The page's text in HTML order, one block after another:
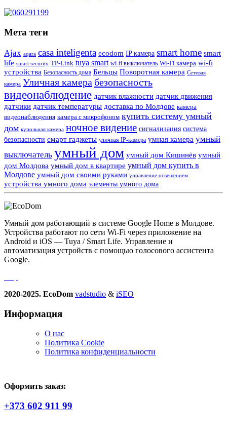
Мета теги
Ajax aqara casa inteligenta ecodom IP камера smart home smart
life smart security TP-Link tuya smart wi-fi выключатель Wi-Fi камера wi-fi
устройства Безопасность дома Бельцы Поворотная камера Сетевая
камера Уличная камера безопасность
видеонаблюдение датчик влажности датчик движения
датчики датчик температуры доставка по Молдове камера
видеонаблюдения камера с микрофоном купить систему умный
дом купольная камера ночное видение сигнализация система
безопасности смарт гаджеты уличная IP-камера умная камера умный
выключатель умный дом умный дом Кишинёв умный
дом Молдова умный дом в квартире умный дом купить в
Молдове умный дом своими руками управление освещением
устройства умного дома элементы умного дома
Умный дом работающий в системе Google Home в Молдове.
Устройства работают по сети Wi-Fi через приложение на
Android и iOS — Tuya / Smart Life. Управление и
автоматизация устройств с помощью голосового ассистента
Google.
2020-2025. EcoDom vadstudio & iSEO
Информация
О нас
Политика Сookie
Политика конфиденциальности
Оформить заказ:
+373 602 911 99